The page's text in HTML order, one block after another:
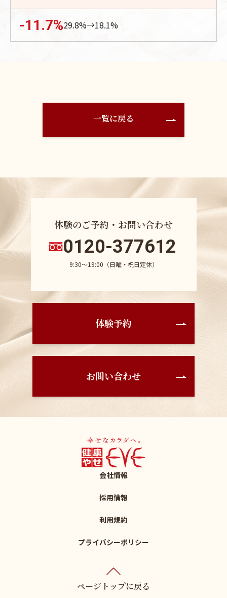
-11.7%29.8%→18.1%
一覧に戻る
体験のご予約・お問い合わせ
0120-377612
9:30〜19:00（日曜・祝日定休）
体験予約
お問い合わせ
会社情報
採用情報
利用規約
プライバシーポリシー
ページトップに戻る